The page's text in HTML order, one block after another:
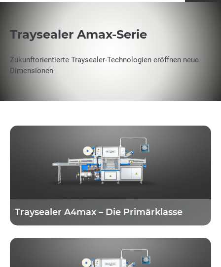
Traysealer Amax-Serie
Zukunftorientierte Traysealer-Technologien eröffnen neue
Dimensionen
Traysealer A4max – Die Primärklasse